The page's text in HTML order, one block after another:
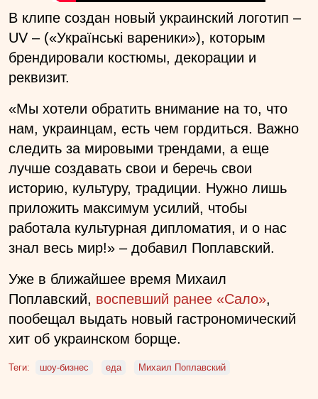
В клипе создан новый украинский логотип –
UV – («Українські вареники»), которым
брендировали костюмы, декорации и
реквизит.
«Мы хотели обратить внимание на то, что
нам, украинцам, есть чем гордиться. Важно
следить за мировыми трендами, а еще
лучше создавать свои и беречь свои
историю, культуру, традиции. Нужно лишь
приложить максимум усилий, чтобы
работала культурная дипломатия, и о нас
знал весь мир!» –добавил Поплавский.
Уже в ближайшее время Михаил
Поплавский, воспевший ранее «Сало»,
пообещал выдать новый гастрономический
хит об украинском борще.
Теги: шоу-бизнес еда Михаил Поплавский